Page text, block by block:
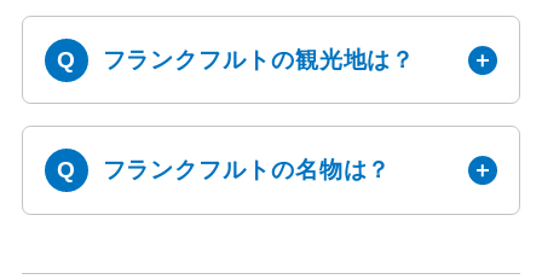
フランクフルトの観光地は？
フランクフルトの名物は？